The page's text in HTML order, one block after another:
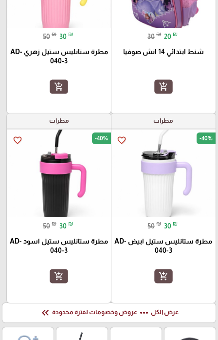
30 ₪ 20 ₪
شنط ابتدائي 14 انش صوفيا
add_shopping_cart
50 ₪ 30 ₪
مطرة ستانليس ستيل زهري AD-
040-3
add_shopping_cart
مطرات
favorite_border -40%
50 ₪ 30 ₪
مطرة ستانليس ستيل ابيض AD-
040-3
add_shopping_cart
مطرات
favorite_border -40%
50 ₪ 30 ₪
مطرة ستانليس ستيل اسود AD-
040-3
add_shopping_cart
عرض الكل more_horiz عروض وخصومات لفترة محدودة keyboard_double_arrow_left